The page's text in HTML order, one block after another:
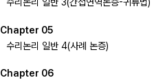
수리논리 일반 3(간접연역논증-귀류법)
Chapter 05
수리논리 일반 4(사례 논증)
Chapter 06